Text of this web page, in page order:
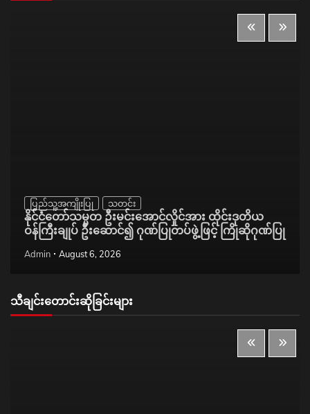
ပြည်သူ့အကျိုးပြု သတင်း
နိုင်ငံတော်သမ္မတ ဦးမင်းအောင်လှိုင်အား ထိုင်းဒုတိယ
ဝန်ကြီးချုပ် ဦးဆောင်၍ ဂုဏ်ပြုတပ်ဖွဲ့ဖြင့် ကြိုဆိုဂုဏ်ပြု
Admin August 6, 2026
သီချင်းတောင်းဆိုခြင်းများ